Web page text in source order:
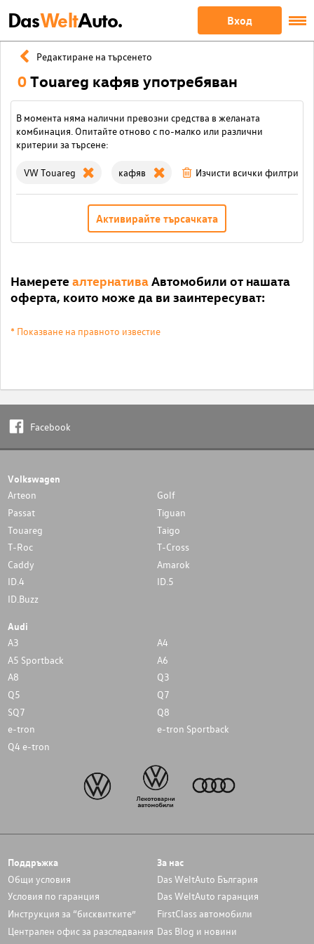
DasWeltAuto. Вход
Редактиране на търсенето
0Touareg кафяв употребяван
В момента няма налични превозни средства в желаната
комбинация. Опитайте отново с по-малко или различни
критерии за търсене:
VW Touareg кафяв Изчисти всички филтри
Активирайте търсачката
Намерете алтернативаАвтомобили от нашата
оферта, които може да ви заинтересуват:
* Показване на правното известие
Facebook
Volkswagen
Arteon
Golf
Passat
Tiguan
Touareg
Taigo
T-Roc
T-Cross
Caddy
Amarok
ID.4
ID.5
ID.Buzz
Audi
A3
A4
A5 Sportback
A6
A8
Q3
Q5
Q7
SQ7
Q8
e-tron
e-tron Sportback
Q4 e-tron
Поддръжка
Общи условия
Условия по гаранция
Инструкция за “бисквитките”
Централен офис за разследвания
За нас
Das WeltAuto България
Das WeltAuto гаранция
FirstClass автомобили
Das Blog и новини